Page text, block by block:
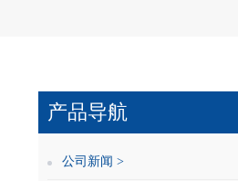
产品导航
公司新闻 >